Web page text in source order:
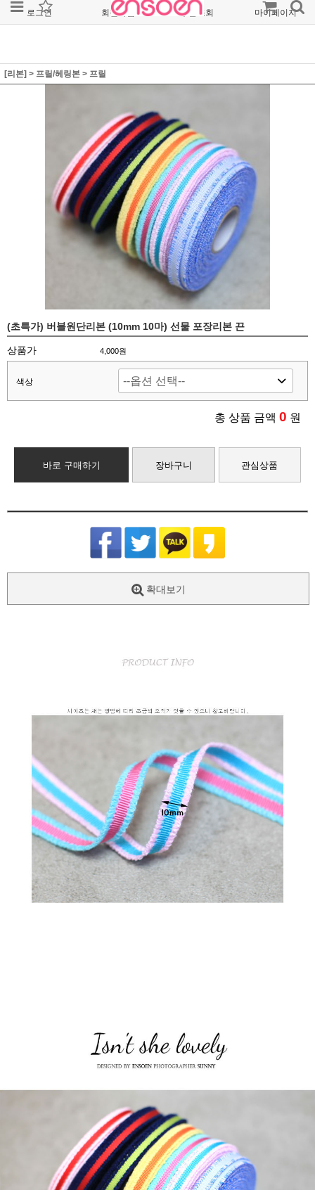
로그인 회원가입 주문조회 마이페이지
[리본] > 프릴/헤링본 > 프릴
(초특가) 버블원단리본 (10mm 10마) 선물 포장리본 끈
상품가 4,000원
색상
총 상품 금액 0 원
바로 구매하기 장바구니 관심상품
확대보기